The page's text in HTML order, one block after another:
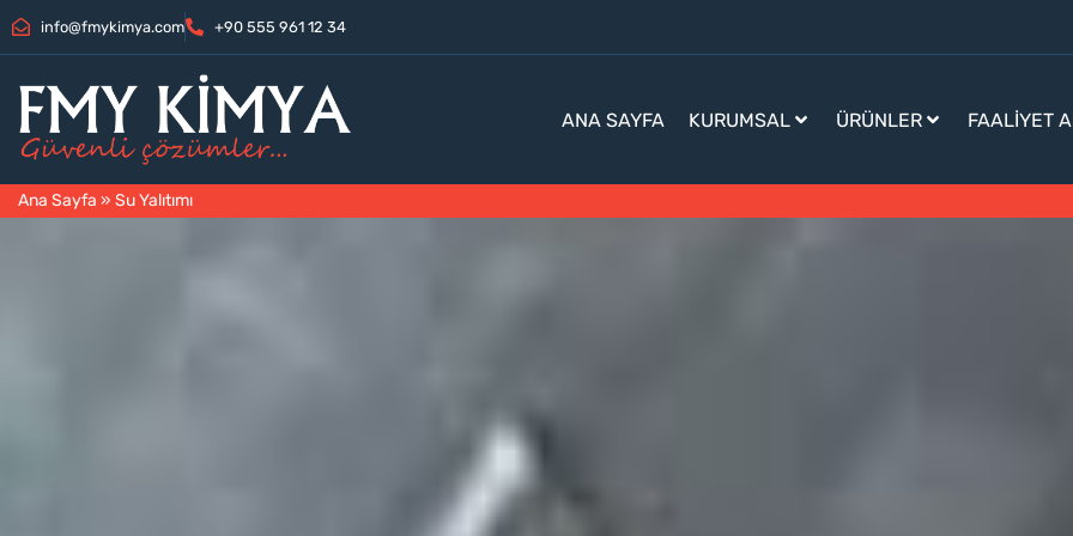
info@fmykimya.com +90 555 961 12 34​
ANA SAYFA KURUMSAL ÜRÜNLER FAALIYET
Ana Sayfa » Su Yalıtımı